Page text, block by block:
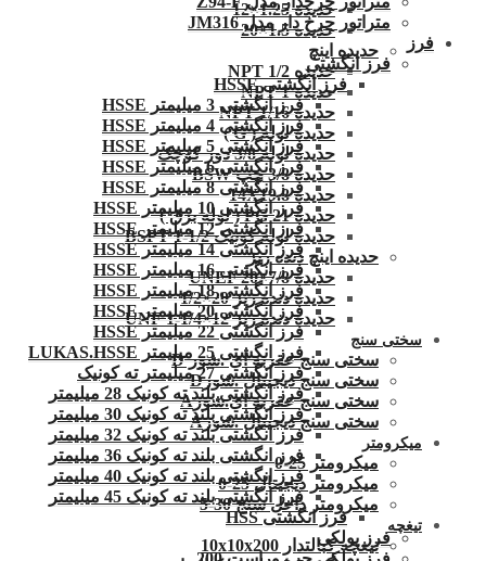
حدیده 1.25×12
حدیده 1.5×20
حدیده اینچ
حدیده 1/2 NPT
حدیده NPT 1
حدیده 1/16 NPT
حدیده لوله ( G )
حدیده لوله 3/8 دور کوچک
حدیده 3/8 چپ BSW
حدیده 14X19.8
حدیده 21 PG ( لوله برق )
حدیده لوله کونیک 1/2-1 BSPT
حدیده اینچ دنده ریز
حدیده UNEF 20×7/8
حدیده دنده ریز 20×1/2
حدیده دنده ریز 12×1/4-1 UNF
سختی سنج
سختی سنج عقربه ای .شور D
سختی سنج دیجیتال .شورD
سختی سنج عقربه ای.شورA
سختی سنج دیجیتال .شورA
میکرومتر
میکرومتر 25-0
میکرومتر دیجیتال 25-0
میکرومتر داخل سنج 30-5
تیغچه
تیغچه کبالتدار 10x10x200
متراتور چرخ دار مدل JM316
فرز
فرز انگشتی
فرز انگشتی HSSE
فرز انگشتی 3 میلیمتر HSSE
فرز انگشتی 4 میلیمتر HSSE
فرز انگشتی 5 میلیمتر HSSE
فرز انگشتی 6 میلیمتر HSSE
فرز انگشتی 8 میلیمتر HSSE
فرز انگشتی 10 میلیمتر HSSE
فرز انگشتی 12 میلیمتر HSSE
فرز انگشتی 14 میلیمتر HSSE
فرز انگشتی 16 میلیمتر HSSE
فرز انگشتی 18 میلیمتر HSSE
فرز انگشتی 20 میلیمتر HSSE
فرز انگشتی 22 میلیمتر HSSE
فرز انگشتی 25 میلیمتر LUKAS.HSSE
فرز انگشتی 27 میلیمتر ته کونیک
فرز انگشتی بلند ته کونیک 28 میلیمتر
فرز انگشتی بلند ته کونیک 30 میلیمتر
فرز انگشتی بلند ته کونیک 32 میلیمتر
فرز انگشتی بلند ته کونیک 36 میلیمتر
فرز انگشتی بلند ته کونیک 40 میلیمتر
فرز انگشتی بلند ته کونیک 45 میلیمتر
فرز انگشتی HSS
فرز پولکی